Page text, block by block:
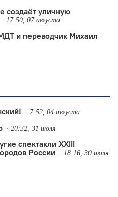
создаëт уличную
17:50, 07 августа
и переводчик Михаил
7:52, 04 августа
20:32, 31 июля
спектакли XXIII
России
18:16, 30 июля